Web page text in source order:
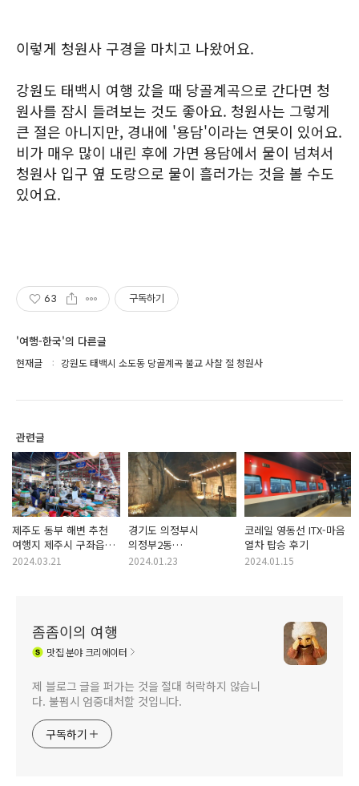
이렇게 청원사 구경을 마치고 나왔어요.
강원도 태백시 여행 갔을 때 당골계곡으로 간다면 청
원사를 잠시 들려보는 것도 좋아요. 청원사는 그렇게
큰 절은 아니지만, 경내에 '용담'이라는 연못이 있어요.
비가 매우 많이 내린 후에 가면 용담에서 물이 넘쳐서
청원사 입구 옆 도랑으로 물이 흘러가는 것을 볼 수도
있어요.
63 구독하기
'여행-한국'의 다른글
현재글 강원도 태백시 소도동 당골계곡 불교 사찰 절 청원사
관련글
제주도 동부 해변 추천
여행지 제주시 구좌읍
세화리 재래시장
2024.03.21
경기도 의정부시
의정부2동
의정부사적지성당
2024.01.23
코레일 영동선 ITX-마음
열차 탑승 후기
2024.01.15
좀좀이의 여행
맛집분야 크리에이터
제 블로그 글을 퍼가는 것을 절대 허락하지 않습니
다. 불펌시 엄중대처할 것입니다.
구독하기